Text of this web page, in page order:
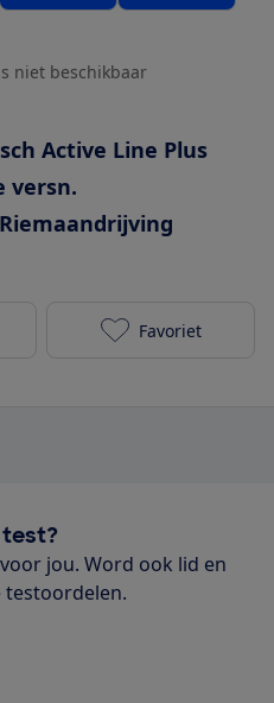
niet beschikbaar
Active Line Plus
versn.
Riemaandrijving
Norta L-540
Favoriet
jou. Word ook lid en